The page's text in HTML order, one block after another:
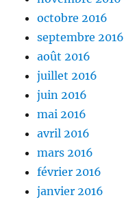
octobre 2016
septembre 2016
août 2016
juillet 2016
juin 2016
mai 2016
avril 2016
mars 2016
février 2016
janvier 2016